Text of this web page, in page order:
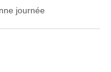
journée